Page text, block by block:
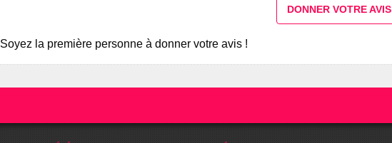
DONNER VOTRE AVIS
Soyez la première personne à donner votre avis !